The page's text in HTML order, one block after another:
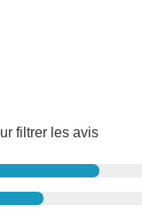
filtrer les avis